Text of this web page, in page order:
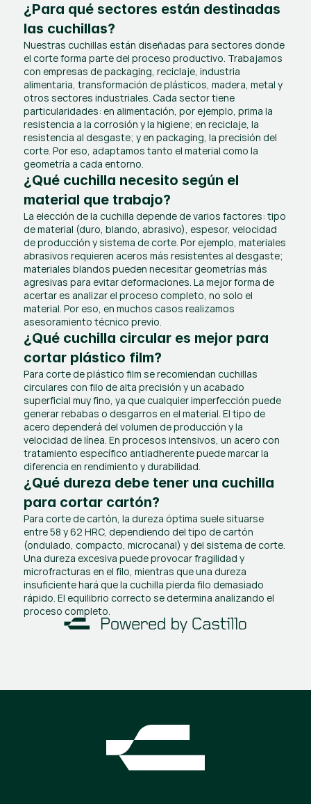
¿Para qué sectores están destinadas
las cuchillas?
Nuestras cuchillas están diseñadas para sectores donde
el corte forma parte del proceso productivo. Trabajamos
con empresas de packaging, reciclaje, industria
alimentaria, transformación de plásticos, madera, metal y
otros sectores industriales. Cada sector tiene
particularidades: en alimentación, por ejemplo, prima la
resistencia a la corrosión y la higiene; en reciclaje, la
resistencia al desgaste; y en packaging, la precisión del
corte. Por eso, adaptamos tanto el material como la
geometría a cada entorno.
¿Qué cuchilla necesito según el
material que trabajo?
La elección de la cuchilla depende de varios factores: tipo
de material (duro, blando, abrasivo), espesor, velocidad
de producción y sistema de corte. Por ejemplo, materiales
abrasivos requieren aceros más resistentes al desgaste;
materiales blandos pueden necesitar geometrías más
agresivas para evitar deformaciones. La mejor forma de
acertar es analizar el proceso completo, no solo el
material. Por eso, en muchos casos realizamos
asesoramiento técnico previo.
¿Qué cuchilla circular es mejor para
cortar plástico film?
Para corte de plástico film se recomiendan cuchillas
circulares con filo de alta precisión y un acabado
superficial muy fino, ya que cualquier imperfección puede
generar rebabas o desgarros en el material. El tipo de
acero dependerá del volumen de producción y la
velocidad de línea. En procesos intensivos, un acero con
tratamiento específico antiadherente puede marcar la
diferencia en rendimiento y durabilidad.
¿Qué dureza debe tener una cuchilla
para cortar cartón?
Para corte de cartón, la dureza óptima suele situarse
entre 58 y 62 HRC, dependiendo del tipo de cartón
(ondulado, compacto, microcanal) y del sistema de corte.
Una dureza excesiva puede provocar fragilidad y
microfracturas en el filo, mientras que una dureza
insuficiente hará que la cuchilla pierda filo demasiado
rápido. El equilibrio correcto se determina analizando el
proceso completo.